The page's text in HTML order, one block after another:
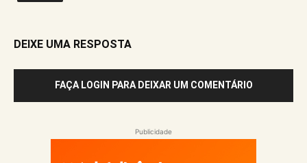
DEIXE UMA RESPOSTA
FAÇA LOGIN PARA DEIXAR UM COMENTÁRIO
Publicidade